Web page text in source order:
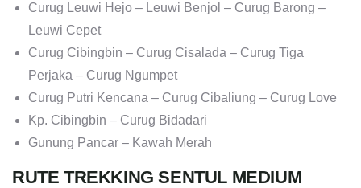
Curug Leuwi Hejo – Leuwi Benjol – Curug Barong –
Leuwi Cepet
Curug Cibingbin – Curug Cisalada – Curug Tiga
Perjaka – Curug Ngumpet
Curug Putri Kencana – Curug Cibaliung – Curug Love
Kp. Cibingbin – Curug Bidadari
Gunung Pancar – Kawah Merah
RUTE TREKKING SENTUL MEDIUM